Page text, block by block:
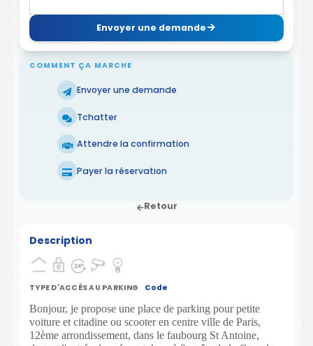
Envoyer une demande
COMMENT ÇA MARCHE
Envoyer une demande
Tchatter
Attendre la confirmation
Payer la réservation
Retour
Description
TYPE D'ACCÈS AU PARKING Code
Bonjour, je propose une place de parking pour petite
voiture et citadine ou scooter en centre ville de Paris,
12ème arrondissement, dans le faubourg St Antoine,